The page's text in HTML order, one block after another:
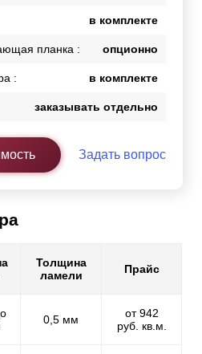
в комплекте
планка : опционно
: в комплекте
заказывать отдельно
Задать вопрос
Толщина
ламели
Прайс
0,5 мм
от 942
руб. кв.м.